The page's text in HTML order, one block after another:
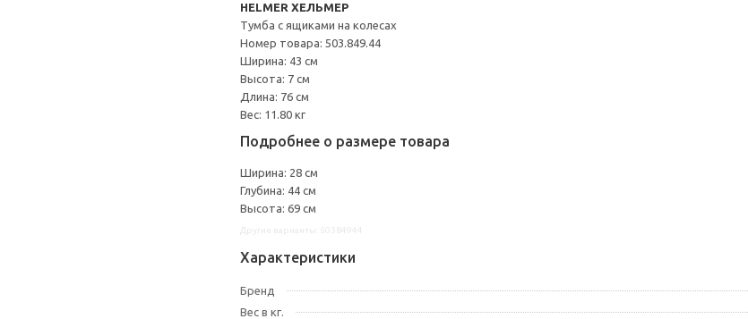
HELMER ХЕЛЬМЕР
Тумба с ящиками на колесах
Номер товара: 503.849.44
Ширина: 43 см
Высота: 7 см
Длина: 76 см
Вес: 11.80 кг
Подробнее о размере товара
Ширина: 28 см
Глубина: 44 см
Высота: 69 см
Характеристики
Бренд
Вес в кг.